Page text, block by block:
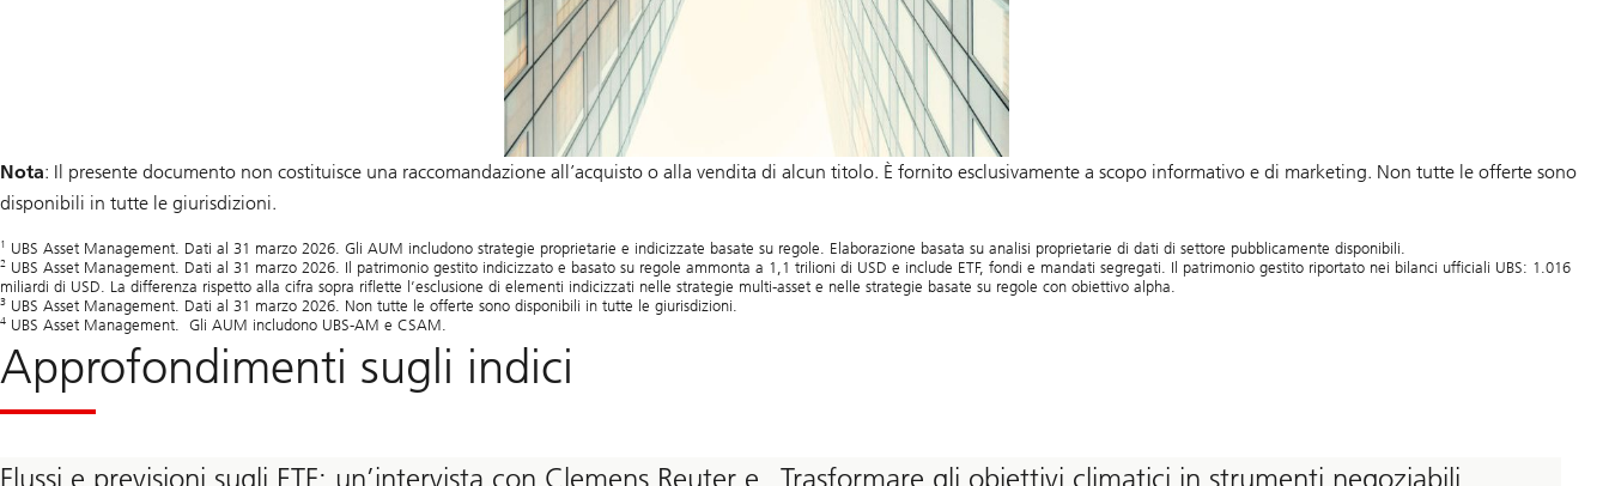
Nota: Il presente documento non costituisce una raccomandazione all’acquisto o alla vendita di alcun titolo. È fornito esclusivamente a scopo informativo e di marketing. Non tutte le offerte sono
disponibili in tutte le giurisdizioni.
1 UBS Asset Management. Dati al 31 marzo 2026. Gli AUM includono strategie proprietarie e indicizzate basate su regole. Elaborazione basata su analisi proprietarie di dati di settore pubblicamente disponibili.
2 UBS Asset Management. Dati al 31 marzo 2026. Il patrimonio gestito indicizzato e basato su regole ammonta a 1,1 trilioni di USD e include ETF, fondi e mandati segregati. Il patrimonio gestito riportato nei bilanci ufficiali UBS: 1.016
miliardi di USD. La differenza rispetto alla cifra sopra riflette l’esclusione di elementi indicizzati nelle strategie multi-asset e nelle strategie basate su regole con obiettivo alpha.
3 UBS Asset Management. Dati al 31 marzo 2026. Non tutte le offerte sono disponibili in tutte le giurisdizioni.
4 UBS Asset Management. Gli AUM includono UBS-AM e CSAM.
Approfondimenti sugli indici
Flussi e previsioni sugli ETF: un’intervista con Clemens Reuter e Trasformare gli obiettivi climatici in strumenti negoziabili